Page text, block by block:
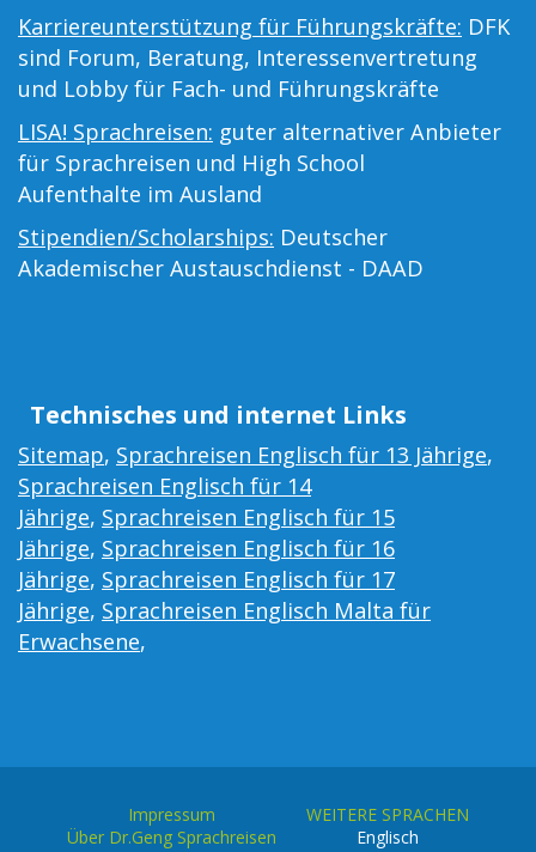
Karriereunterstützung für Führungskräfte: DFK
sind Forum, Beratung, Interessenvertretung
und Lobby für Fach- und Führungskräfte
LISA! Sprachreisen: guter alternativer Anbieter
für Sprachreisen und High School
Aufenthalte im Ausland
Stipendien/Scholarships: Deutscher
Akademischer Austauschdienst - DAAD
Technisches und internet Links
Sitemap, Sprachreisen Englisch für 13 Jährige,
Sprachreisen Englisch für 14
Jährige, Sprachreisen Englisch für 15
Jährige, Sprachreisen Englisch für 16
Jährige, Sprachreisen Englisch für 17
Jährige, Sprachreisen Englisch Malta für
Erwachsene,
Impressum
Über Dr.Geng Sprachreisen
WEITERE SPRACHEN
Englisch